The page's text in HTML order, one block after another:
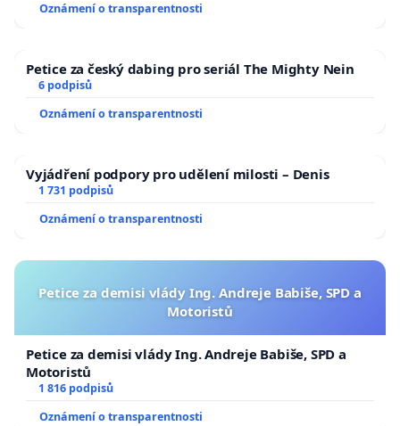
Oznámení o transparentnosti
Petice za český dabing pro seriál The Mighty Nein
6 podpisů
Oznámení o transparentnosti
Vyjádření podpory pro udělení milosti – Denis
1 731 podpisů
Oznámení o transparentnosti
Petice za demisi vlády Ing. Andreje Babiše, SPD a
Motoristů
Petice za demisi vlády Ing. Andreje Babiše, SPD a
Motoristů
1 816 podpisů
Oznámení o transparentnosti